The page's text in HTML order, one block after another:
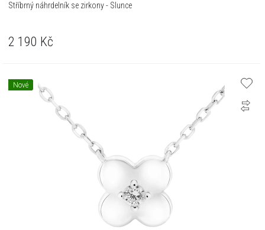
Stříbrný náhrdelník se zirkony - Slunce
2 190 Kč
Nové